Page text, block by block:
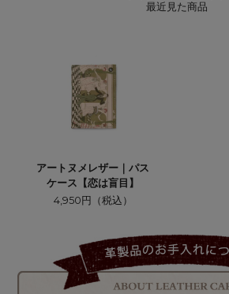
最近見た商品
アートヌメレザー｜パス
ケース【恋は盲目】
4,950円（税込）